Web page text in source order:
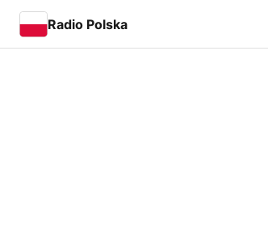
Radio Polska